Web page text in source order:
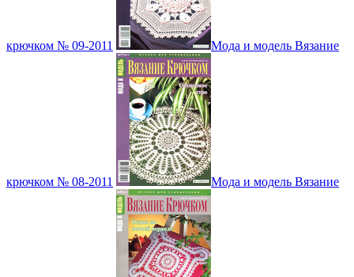
крючком № 09-2011 Мода и модель Вязание
крючком № 08-2011 Мода и модель Вязание